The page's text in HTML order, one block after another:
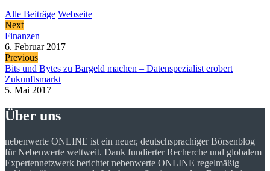
Alle Beiträge Webseite
Next
Finanzen
6. Februar 2017
Previous
Bits und Bytes zu Bargeld machen – Datenspezialist erobert
Zukunftsmarkt
5. Mai 2017
Über uns
nebenwerte ONLINE ist ein neuer, deutschsprachiger Börsenblog
für Nebenwerte weltweit. Dank fundierter Recherche und globalem
Expertennetzwerk berichtet nebenwerte ONLINE regelmäßig